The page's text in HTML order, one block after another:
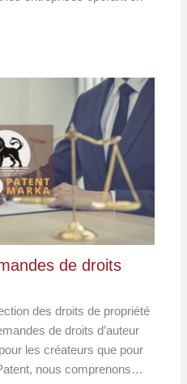
de droits
des droits de propriété
de droits d’auteur
les créateurs que pour
nous comprenons…